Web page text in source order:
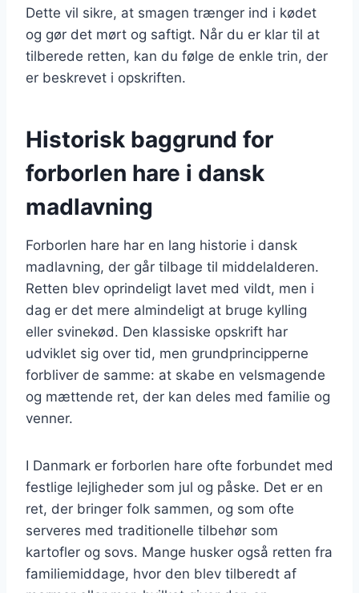
Dette vil sikre, at smagen trænger ind i kødet
og gør det mørt og saftigt. Når du er klar til at
tilberede retten, kan du følge de enkle trin, der
er beskrevet i opskriften.
Historisk baggrund for
forborlen hare i dansk
madlavning
Forborlen hare har en lang historie i dansk
madlavning, der går tilbage til middelalderen.
Retten blev oprindeligt lavet med vildt, men i
dag er det mere almindeligt at bruge kylling
eller svinekød. Den klassiske opskrift har
udviklet sig over tid, men grundprincipperne
forbliver de samme: at skabe en velsmagende
og mættende ret, der kan deles med familie og
venner.
I Danmark er forborlen hare ofte forbundet med
festlige lejligheder som jul og påske. Det er en
ret, der bringer folk sammen, og som ofte
serveres med traditionelle tilbehør som
kartofler og sovs. Mange husker også retten fra
familiemiddage, hvor den blev tilberedt af